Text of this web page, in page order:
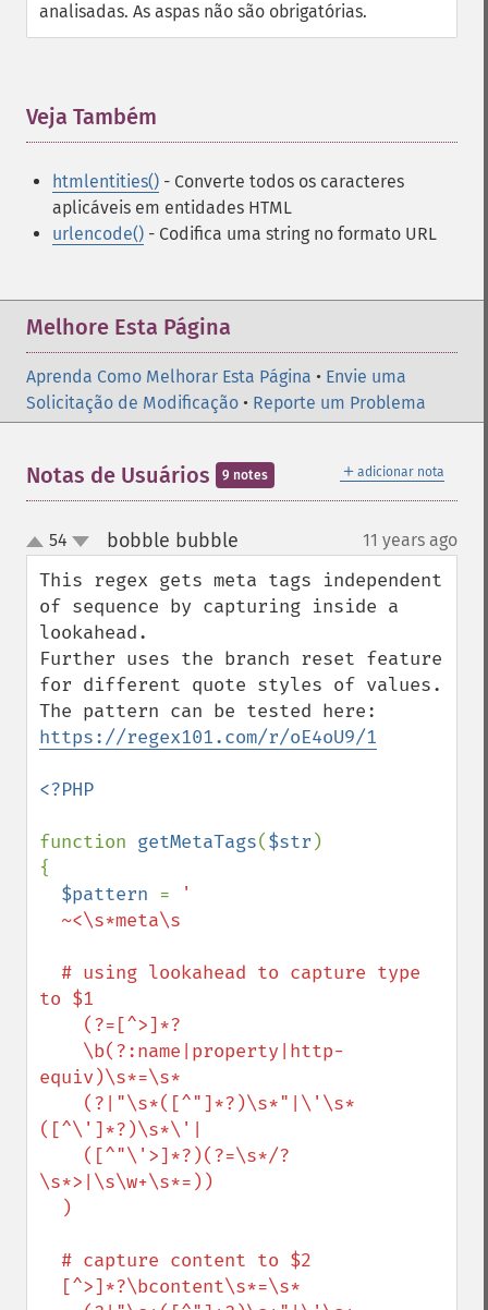
analisadas. As aspas não são obrigatórias.
Veja Também
htmlentities() - Converte todos os caracteres
aplicáveis em entidades HTML
urlencode() - Codifica uma string no formato URL
Melhore Esta Página
Aprenda Como Melhorar Esta Página • Envie uma
Solicitação de Modificação • Reporte um Problema
＋ adicionar nota
Notas de Usuários 9 notes
up
down
54 bobble bubble 11 years ago
This regex gets meta tags independent
of sequence by capturing inside a
lookahead.
Further uses the branch reset feature
for different quote styles of values.
https://regex101.com/r/oE4oU9/1
<?PHP
function getMetaTags($str )
{
$pattern =
'
to $1
equiv)\s*=\s*
([^\']*?)\s*\'|
\s*>|\s\w+\s*=))